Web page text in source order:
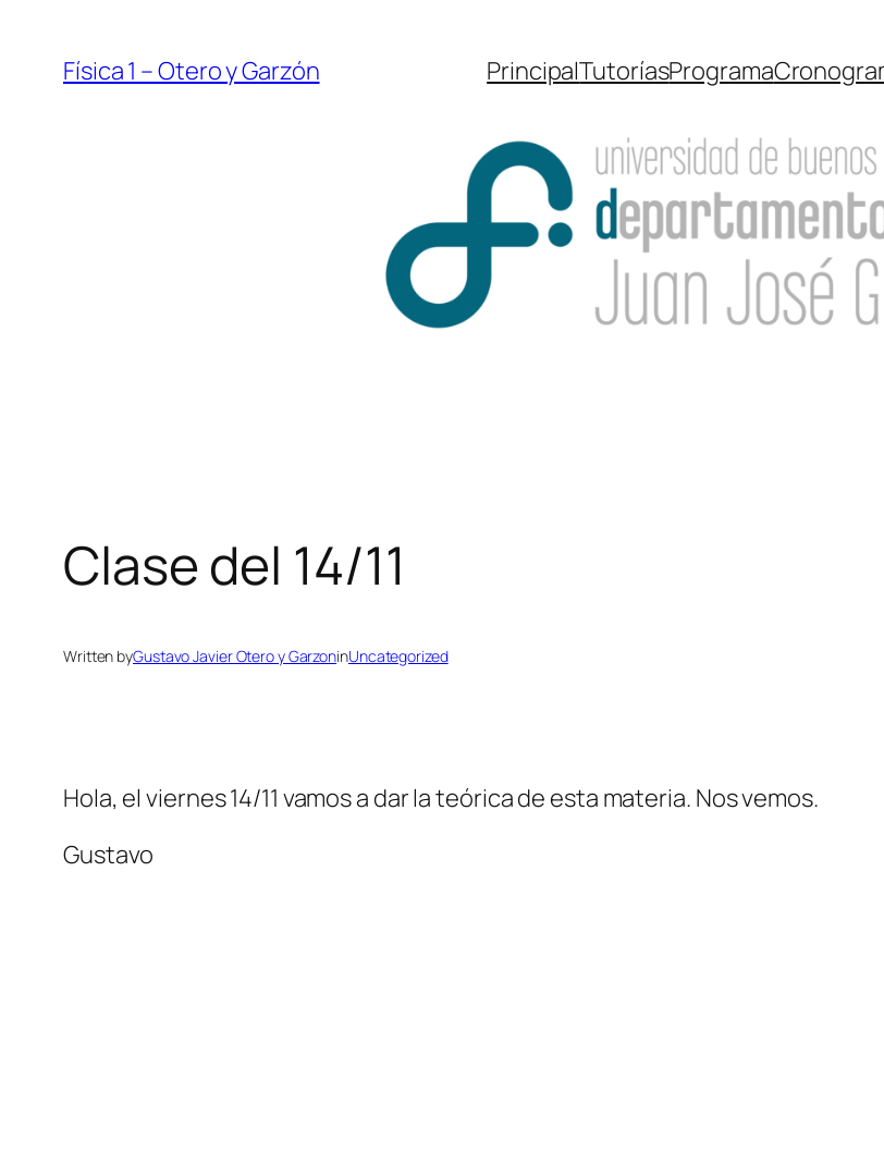
contenido
Física 1 – Otero y Garzón PrincipalTutoríasPrograma
Clase del 14/11
Written byGustavo Javier Otero y GarzoninUncategorized
Hola, el viernes 14/11 vamos a dar la teórica de esta materia. Nos vemos.
Gustavo